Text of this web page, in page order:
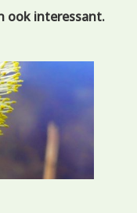
ook interessant.